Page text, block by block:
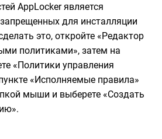
AppLocker является
для инсталляции
это, откройте «Редактор
политиками», затем на
«Политики управления
«Исполняемые правила»
мыши и выберете «Создать